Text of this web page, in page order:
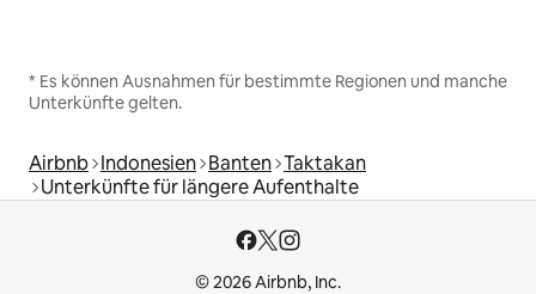
* Es können Ausnahmen für bestimmte Regionen und manche
Unterkünfte gelten.
Airbnb Indonesien Banten Taktakan
Unterkünfte für längere Aufenthalte
© 2026 Airbnb, Inc.